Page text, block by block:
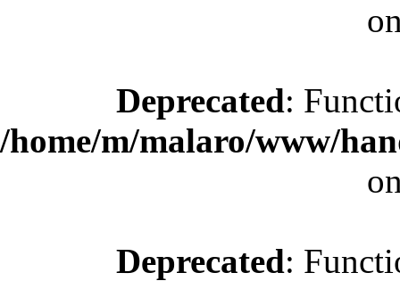
Deprecated:
/home/m/malaro/www/
Deprecated: